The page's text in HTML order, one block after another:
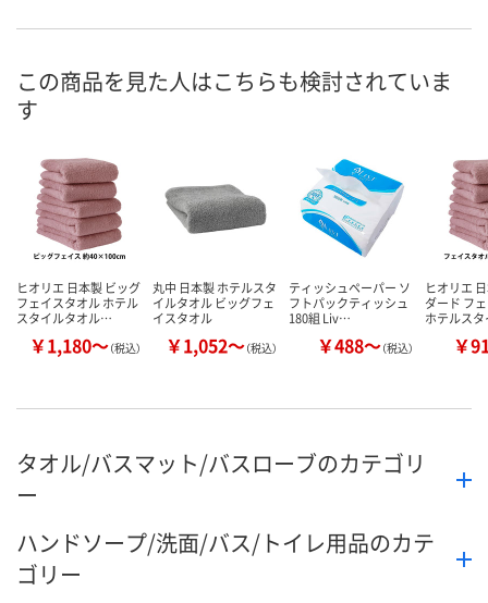
8月9日（日）
カゴへ カ
この商品を見た人はこちらも検討されていま
す
ヒオリエ 日本製 ビッグ
フェイスタオル ホテル
スタイルタオル…
￥1,180～（税込）
丸中 日本製 ホテルスタ
イルタオル ビッグフェ
イスタオル
￥1,052～（税込）
ティッシュペーパー ソ
フトパックティッシュ
180組 Liv…
￥488～（税込）
ヒオリエ
ダード フ
ホテルス
￥
タオル/バスマット/バスローブのカテゴリ
ー
ハンドソープ/洗面/バス/トイレ用品のカテ
ゴリー